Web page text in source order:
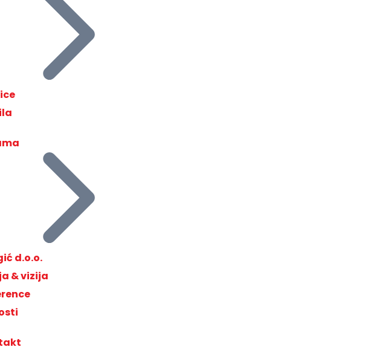
d.o.o.
& vizija